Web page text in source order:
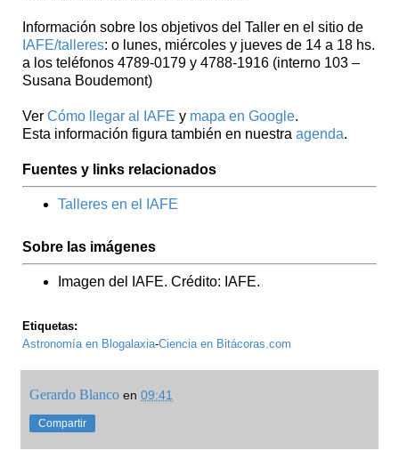
Información sobre los objetivos del Taller en el sitio de
IAFE/talleres: o lunes, miércoles y jueves de 14 a 18 hs.
a los teléfonos 4789-0179 y 4788-1916 (interno 103 –
Susana Boudemont)
Ver Cómo llegar al IAFE y mapa en Google.
Esta información figura también en nuestra agenda.
Fuentes y links relacionados
Talleres en el IAFE
Sobre las imágenes
Imagen del IAFE. Crédito: IAFE.
Etiquetas:
Astronomía en Blogalaxia-Ciencia en Bitácoras.com
Gerardo Blanco en 09:41
Compartir